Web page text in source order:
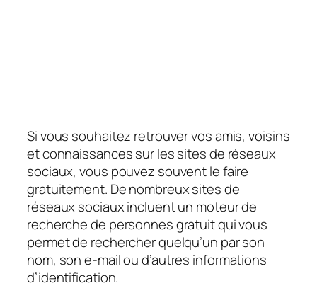
Si vous souhaitez retrouver vos amis, voisins
et connaissances sur les sites de réseaux
sociaux, vous pouvez souvent le faire
gratuitement. De nombreux sites de
réseaux sociaux incluent un moteur de
recherche de personnes gratuit qui vous
permet de rechercher quelqu’un par son
nom, son e-mail ou d’autres informations
d’identification.